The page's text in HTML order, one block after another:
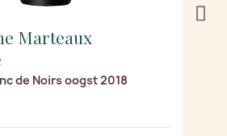
Marteaux
de Noirs oogst 2018